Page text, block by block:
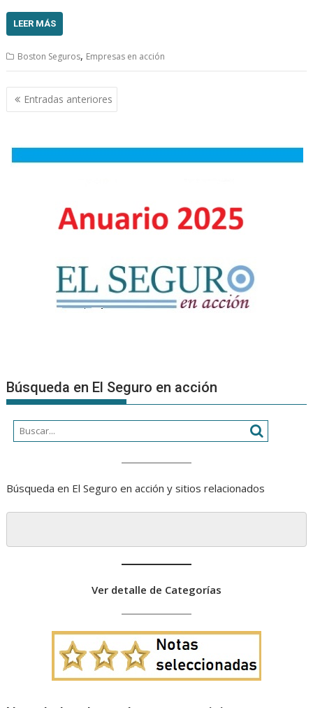
LEER MÁS
Boston Seguros, Empresas en acción
Navegación
de
Entradas anteriores
Búsqueda en El Seguro en acción
Búsqueda en El Seguro en acción y sitios relacionados
Ver detalle de Categorías